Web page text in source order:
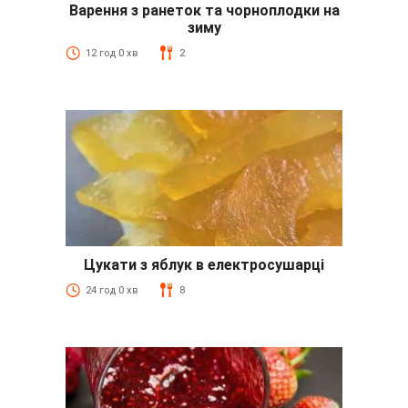
Варення з ранеток та чорноплодки на
зиму
12 год 0 хв 2
Цукати з яблук в електросушарці
24 год 0 хв 8